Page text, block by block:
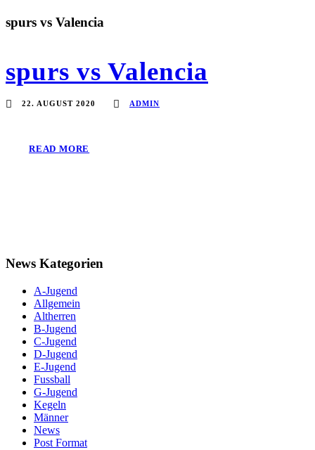
spurs vs Valencia
spurs vs Valencia
22. AUGUST 2020 ADMIN
READ MORE
News Kategorien
A-Jugend
Allgemein
Altherren
B-Jugend
C-Jugend
D-Jugend
E-Jugend
Fussball
G-Jugend
Kegeln
Männer
News
Post Format